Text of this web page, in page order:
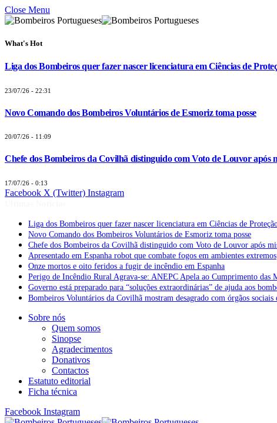
Close Menu
What's Hot
Liga dos Bombeiros quer fazer nascer licenciatura em Ciências de
23/07/26 - 22:31
Novo Comando dos Bombeiros Voluntários de Esmoriz toma posse
20/07/26 - 11:09
Chefe dos Bombeiros da Covilhã distinguido com Voto de Louvor após
17/07/26 - 0:13
Facebook X (Twitter) Instagram
Liga dos Bombeiros quer fazer nascer licenciatura em Ciências de
Novo Comando dos Bombeiros Voluntários de Esmoriz toma posse
Chefe dos Bombeiros da Covilhã distinguido com Voto de Louvor após
Apresentado em Espanha robot que combate fogos em ambientes extremos
Onze mortos e oito feridos a fugir de incêndio em Espanha
Perigo de Incêndio Rural Agrava-se: ANEPC Apela ao Cumprimento das
Governo está preparado para “soluções extraordinárias” de ajuda aos
Bombeiros Voluntários da Covilhã mostram desagrado com órgãos
Sobre nós
Quem somos
Sinopse
Agradecimentos
Donativos
Contactos
Estatuto editorial
Ficha técnica
Facebook Instagram